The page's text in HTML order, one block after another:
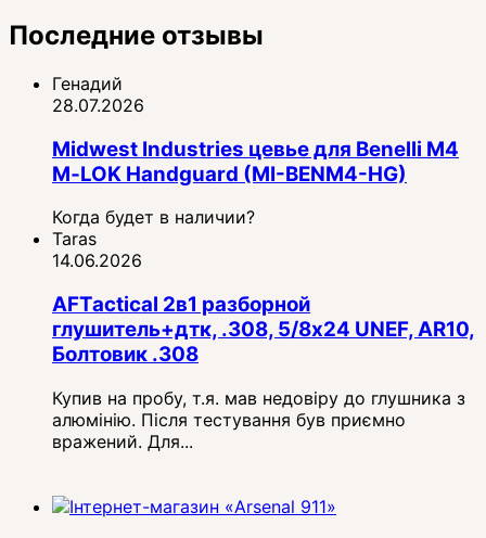
Последние отзывы
Генадий
28.07.2026
Midwest Industries цевье для Benelli M4
M‑LOK Handguard (MI-BENM4-HG)
Когда будет в наличии?
Taras
14.06.2026
AFTactical 2в1 разборной
глушитель+дтк, .308, 5/8x24 UNEF, AR10,
Болтовик .308
Купив на пробу, т.я. мав недовіру до глушника з
алюмінію. Після тестування був приємно
вражений. Для...